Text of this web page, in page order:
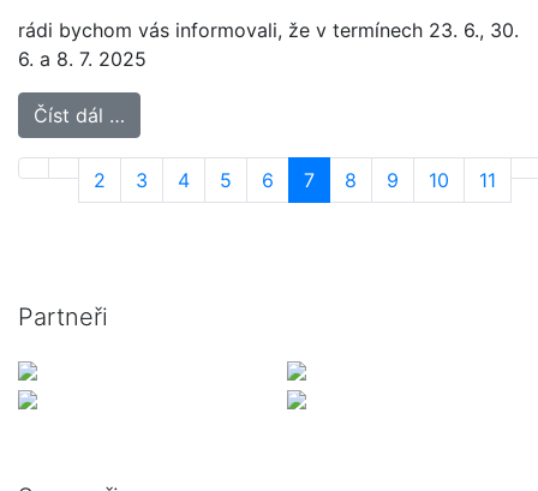
rádi bychom vás informovali, že v termínech 23. 6., 30.
6. a 8. 7. 2025
Číst dál …
2 3 4 5 6 7 8 9 10 11
Partneři